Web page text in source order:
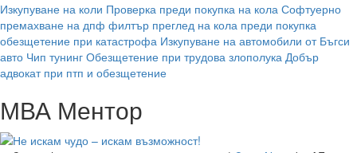
Изкупуване на коли Проверка преди покупка на кола Софтуерно
премахване на дпф филтър преглед на кола преди покупка
обезщетение при катастрофа Изкупуване на автомобили от Бъгси
авто Чип тунинг Обезщетение при трудова злополука Добър
адвокат при птп и обезщетение
МВА Ментор